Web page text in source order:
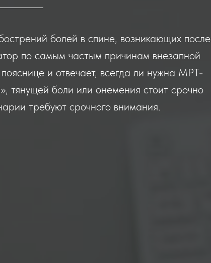
болей в спине, возникающих после
по самым частым причинам внезапной
и отвечает, всегда ли нужна МРТ-
тянущей боли или онемения стоит срочно
требуют срочного внимания.